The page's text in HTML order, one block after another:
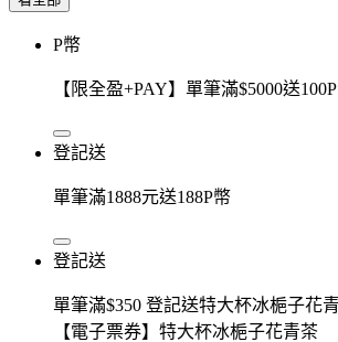
P幣
【限全盈+PAY】單筆滿$5000送
登記送
單筆滿1888元送188P幣
登記送
單筆滿$350 登記送特大杯冰梔子花
【電子票券】特大杯冰梔子花青茶